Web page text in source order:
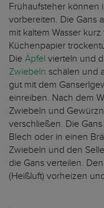
Frühaufsteher können
vorbereiten. Die Gans
mit kaltem Wasser
Küchenpapier
Die Äpfel vierteln und
Zwiebeln schälen und
gut mit dem
einreiben. Nach dem
Zwiebeln und
verschließen. Die
Blech oder in einen
Zwiebeln und den
die Gans verteilen.
(Heißluft) vorheizen